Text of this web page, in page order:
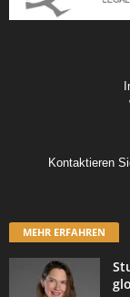
Kontaktieren
MEHR ERFAHREN